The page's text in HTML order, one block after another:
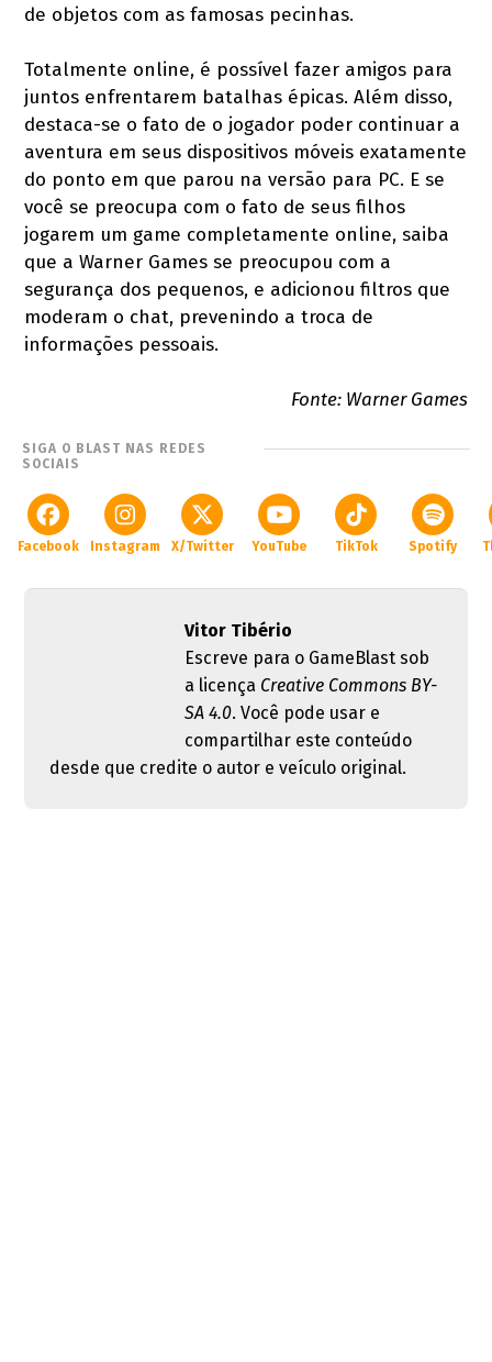
de objetos com as famosas pecinhas.
Totalmente online, é possível fazer amigos para
juntos enfrentarem batalhas épicas. Além disso,
destaca-se o fato de o jogador poder continuar a
aventura em seus dispositivos móveis exatamente
do ponto em que parou na versão para PC. E se
você se preocupa com o fato de seus filhos
jogarem um game completamente online, saiba
que a Warner Games se preocupou com a
segurança dos pequenos, e adicionou filtros que
moderam o chat, prevenindo a troca de
informações pessoais.
Fonte: Warner Games
SIGA O BLAST NAS REDES
SOCIAIS
Facebook Instagram X/Twitter YouTube TikTok Spotify
Vitor Tibério
Escreve para o GameBlast sob
a licença Creative Commons BY-
SA 4.0. Você pode usar e
compartilhar este conteúdo
desde que credite o autor e veículo original.